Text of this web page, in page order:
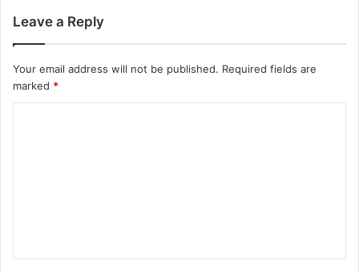
Leave a Reply
Your email address will not be published. Required fields are
marked *